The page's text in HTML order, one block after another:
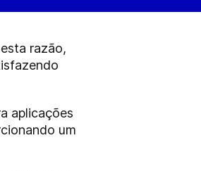
razão,
aplicações
um